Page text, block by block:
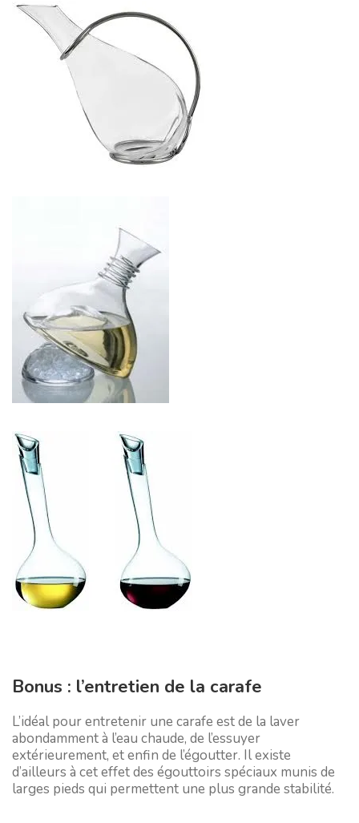
Bonus : l’entretien de la carafe
L’idéal pour entretenir une carafe est de la laver
abondamment à l’eau chaude, de l’essuyer
extérieurement, et enfin de l’égoutter. Il existe
d’ailleurs à cet effet des égouttoirs spéciaux munis de
larges pieds qui permettent une plus grande stabilité.